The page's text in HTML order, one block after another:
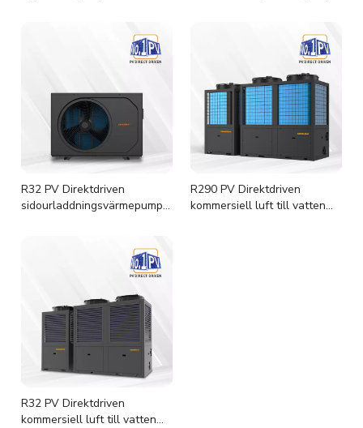
R32 PV Direktdriven
sidourladdningsvärmepump
R290 PV Direktdriven
kommersiell luft till vatten
R32 PV Direktdriven
kommersiell luft till vatten